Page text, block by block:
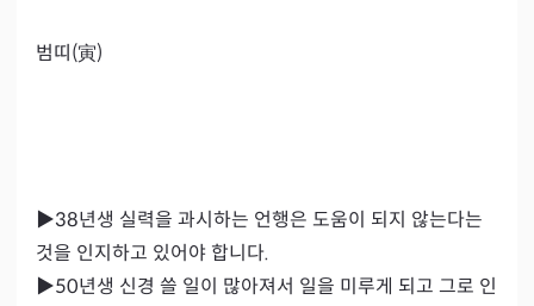
범띠(寅)
▶38년생 실력을 과시하는 언행은 도움이 되지 않는다는
것을 인지하고 있어야 합니다.
▶50년생 신경 쓸 일이 많아져서 일을 미루게 되고 그로 인